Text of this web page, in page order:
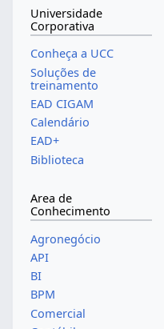
Universidade
Corporativa
Conheça a UCC
Soluções de
treinamento
EAD CIGAM
Calendário
EAD+
Biblioteca
Area de
Conhecimento
Agronegócio
API
BI
BPM
Comercial